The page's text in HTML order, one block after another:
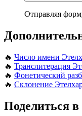
Отправляя
🔥 Число имени
🔥 Транслитерация
🔥 Фонетический
🔥 Склонение
Поделиться в